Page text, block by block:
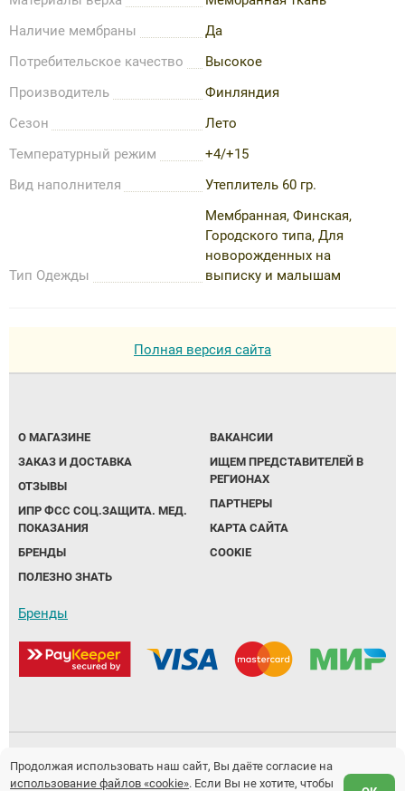
Наличие мембраны
Да
Потребительское качество
Высокое
Производитель
Финляндия
Сезон
Лето
Температурный режим
+4/+15
Вид наполнителя
Утеплитель 60 гр.
Тип Одежды
Мембранная, Финская,
Городского типа, Для
новорожденных на
выписку и малышам
Полная версия сайта
О МАГАЗИНЕ
ЗАКАЗ И ДОСТАВКА
ОТЗЫВЫ
ИПР ФСС СОЦ.ЗАЩИТА. МЕД.
ПОКАЗАНИЯ
БРЕНДЫ
ПОЛЕЗНО ЗНАТЬ
ВАКАНСИИ
ИЩЕМ ПРЕДСТАВИТЕЛЕЙ В
РЕГИОНАХ
ПАРТНЕРЫ
КАРТА САЙТА
COOKIE
Бренды
Политика обработки персональных данных
Продолжая использовать наш сайт, Вы даёте согласие на
использование файлов «cookie». Если Вы не хотите, чтобы